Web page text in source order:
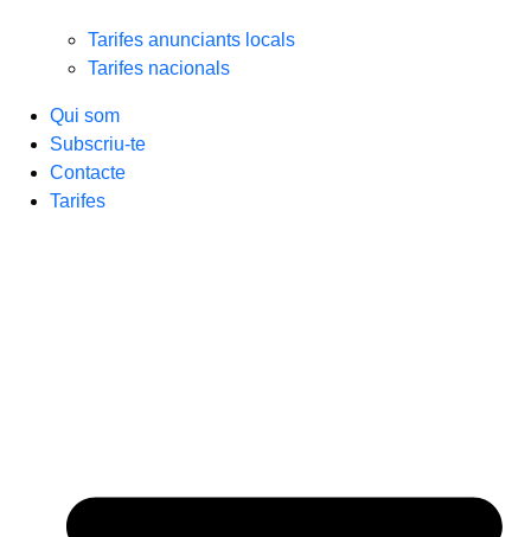
Tarifes anunciants locals
Tarifes nacionals
Qui som
Subscriu-te
Contacte
Tarifes